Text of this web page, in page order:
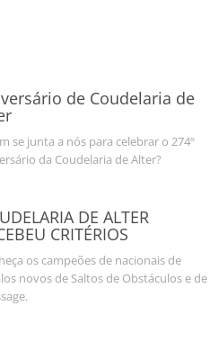
de Coudelaria de
se junta a nós para celebrar o 274º
da Coudelaria de Alter?
DE ALTER
CRITÉRIOS
os campeões de nacionais de
novos de Saltos de Obstáculos e de